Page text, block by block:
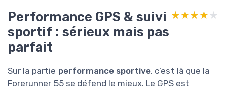
Performance GPS & suivi
sportif : sérieux mais pas
parfait
★★★★★
★★★★★
Sur la partie performance sportive, c’est là que la
Forerunner 55 se défend le mieux. Le GPS est